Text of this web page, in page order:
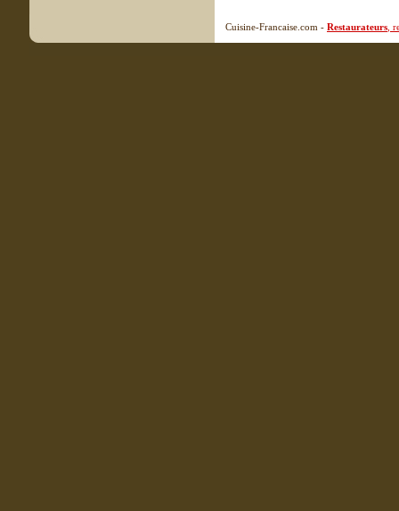
Cuisine-Francaise.com - Restaurateurs ,